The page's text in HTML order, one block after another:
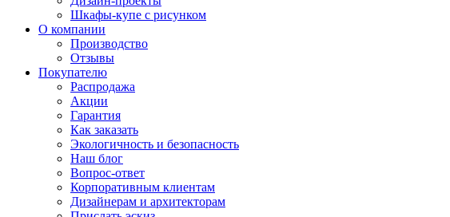
Шкафы-купе с рисунком
О компании
Производство
Отзывы
Покупателю
Распродажа
Акции
Гарантия
Как заказать
Экологичность и безопасность
Наш блог
Вопрос-ответ
Корпоративным клиентам
Дизайнерам и архитекторам